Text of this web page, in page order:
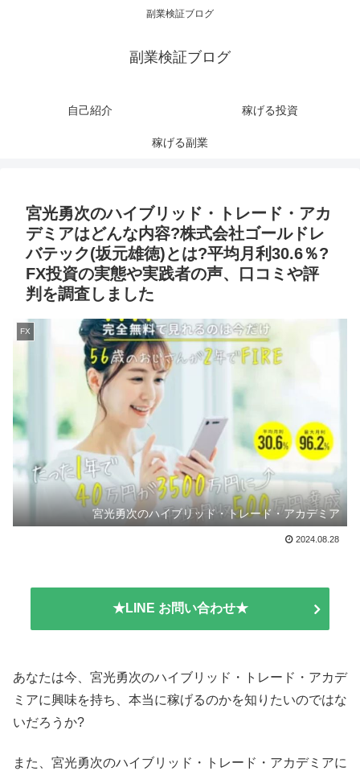
副業検証ブログ
副業検証ブログ
自己紹介 稼げる投資
稼げる副業
宮光勇次のハイブリッド・トレード・アカ
デミアはどんな内容?株式会社ゴールドレ
バテック(坂元雄徳)とは?平均月利30.6％?
FX投資の実態や実践者の声、口コミや評
判を調査しました
FX
宮光勇次のハイブリッド・トレード・アカデミア
2024.08.28
★LINE お問い合わせ★
あなたは今、宮光勇次のハイブリッド・トレード・アカデ
ミアに興味を持ち、本当に稼げるのかを知りたいのではな
いだろうか?
また、宮光勇次のハイブリッド・トレード・アカデミアに